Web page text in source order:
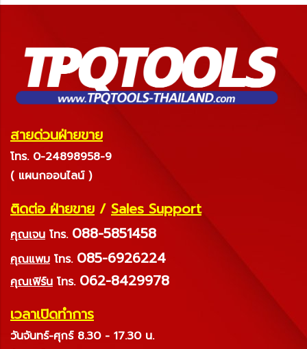
สายด่วนฝ่ายขาย
โทร. 0-24898958-9
( แผนกออนไลน์ )
ติดต่อ ฝ่ายขาย / Sales Support
คุณเจน โทร. 088-5851458
คุณแพม โทร. 085-6926224
คุณเฟิร์น โทร. 062-8429978
เวลาเปิดทำการ
วันจันทร์-ศุกร์ 8.30 - 17.30 น.